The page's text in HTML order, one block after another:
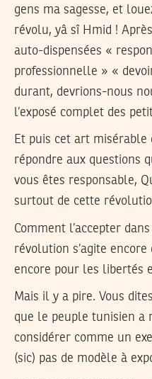
gens ma sagesse, et
révolu, yâ sî Hmid !
auto-dispensées «
professionnelle » «
durant, devrions-nous
l’exposé complet des
Et puis cet art misérable
répondre aux questions
vous êtes responsable,
surtout de cette
Comment l’accepter
révolution s’agite
encore pour les libertés
Mais il y a pire. Vous
que le peuple tunisien a
considérer comme un
(sic) pas de modèle à